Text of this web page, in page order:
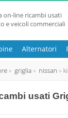
on-line ricambi usati
e veicoli commerciali
Alternatori
griglia nissan
usati